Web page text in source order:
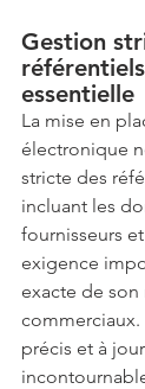
Gestion
essentielle
La mise en
électronique
stricte des
incluant les
fournisseurs
exigence
exacte de son
précis et à